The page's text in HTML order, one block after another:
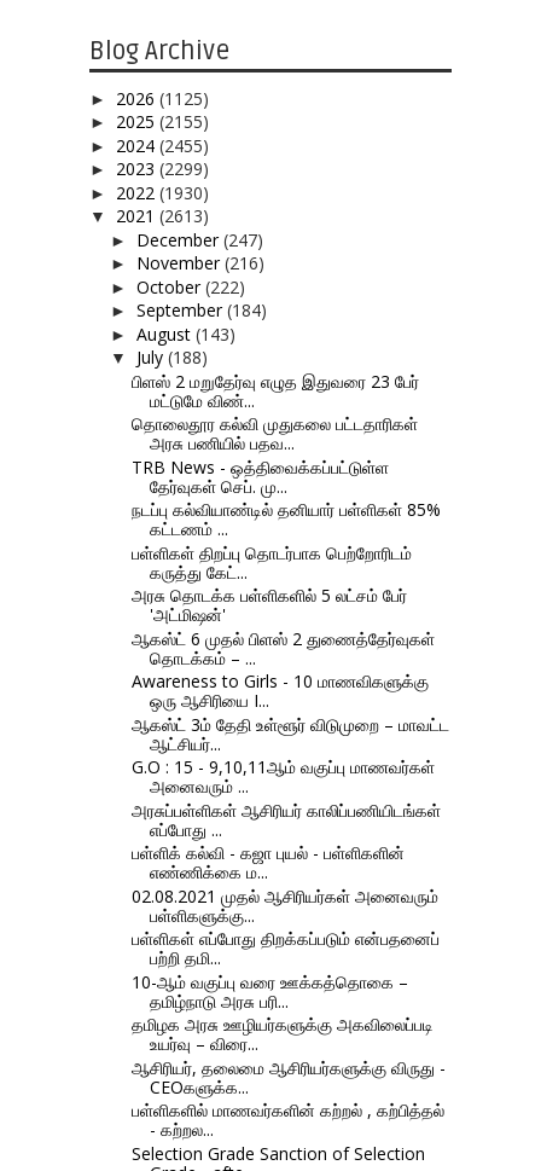
Blog Archive
► 2026 (1125)
► 2025 (2155)
► 2024 (2455)
► 2023 (2299)
► 2022 (1930)
▼ 2021 (2613)
► December(247)
► November(216)
► October(222)
► September(184)
► August (143)
▼ July (188)
பிளஸ் 2 மறுதேர்வு எழுத இதுவரை 23 பேர்
மட்டுமே விண்...
தொலைதூர கல்வி முதுகலை பட்டதாரிகள்
அரசு பணியில் பதவ...
TRB News - ஒத்திவைக்கப்பட்டுள்ள
தேர்வுகள் செப். மு...
நடப்பு கல்வியாண்டில் தனியார் பள்ளிகள் 85%
கட்டணம் ...
பள்ளிகள் திறப்பு தொடர்பாக பெற்றோரிடம்
கருத்து கேட்...
அரசு தொடக்க பள்ளிகளில் 5 லட்சம் பேர்
'அட்மிஷன்'
ஆகஸ்ட் 6 முதல் பிளஸ் 2 துணைத்தேர்வுகள்
தொடக்கம் – ...
Awareness to Girls - 10 மாணவிகளுக்கு
ஒரு ஆசிரியை I...
ஆகஸ்ட் 3ம் தேதி உள்ளூர் விடுமுறை – மாவட்ட
ஆட்சியர்...
G.O : 15 - 9,10,11ஆம் வகுப்பு மாணவர்கள்
அனைவரும் ...
அரசுப்பள்ளிகள் ஆசிரியர் காலிப்பணியிடங்கள்
எப்போது ...
பள்ளிக் கல்வி - கஜா புயல் - பள்ளிகளின்
எண்ணிக்கை ம...
02.08.2021 முதல் ஆசிரியர்கள் அனைவரும்
பள்ளிகளுக்கு...
பள்ளிகள் எப்போது திறக்கப்படும் என்பதனைப்
பற்றி தமி...
10-ஆம் வகுப்பு வரை ஊக்கத்தொகை –
தமிழ்நாடு அரசு பரி...
தமிழக அரசு ஊழியர்களுக்கு அகவிலைப்படி
உயர்வு – விரை...
ஆசிரியர், தலைமை ஆசிரியர்களுக்கு விருது -
CEOகளுக்க...
பள்ளிகளில் மாணவர்களின் கற்றல் , கற்பித்தல்
- கற்றல...
Selection Grade Sanction of Selection